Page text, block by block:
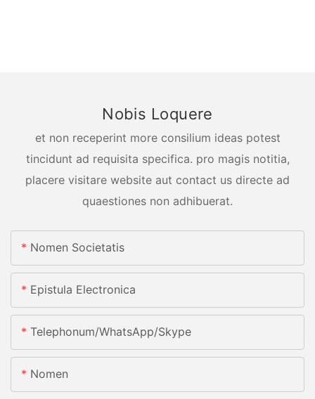
Nobis Loquere
et non receperint more consilium ideas potest
tincidunt ad requisita specifica. pro magis notitia,
placere visitare website aut contact us directe ad
quaestiones non adhibuerat.
Nomen Societatis
Epistula Electronica
Telephonum/whatsApp/skype
Nomen